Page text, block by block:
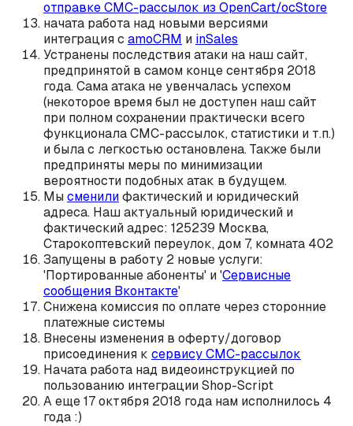
отправке СМС-рассылок из OpenCart/ocStore
начата работа над новыми версиями
интеграция с amoCRM и inSales
Устранены последствия атаки на наш сайт,
предпринятой в самом конце сентября 2018
года. Сама атака не увенчалась успехом
(некоторое время был не доступен наш сайт
при полном сохранении практически всего
функционала СМС-рассылок, статистики и т.п.)
и была с легкостью остановлена. Также были
предприняты меры по минимизации
вероятности подобных атак в будущем.
Мысменилифактический и юридический
адреса. Наш актуальный юридический и
фактический адрес: 125239 Москва,
Старокоптевский переулок, дом 7, комната 402
Запущены в работу 2 новые услуги:
'Портированные абоненты' и 'Сервисные
сообщения Вконтакте'
Снижена комиссия по оплате через сторонние
платежные системы
Внесены изменения в оферту/договор
присоединения к сервису СМС-рассылок
Начата работа над видеоинструкцией по
пользованию интеграции Shop-Script
А еще 17 октября 2018 года нам исполнилось 4
года :)